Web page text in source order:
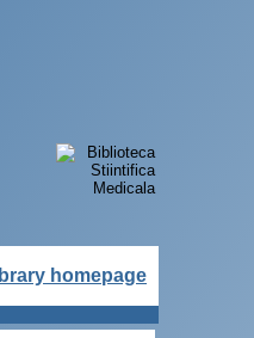
homepage